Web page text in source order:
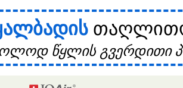
წყლის გვერდითი